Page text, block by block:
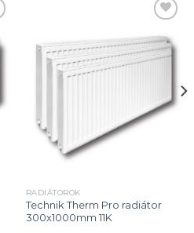
Add to
RADIÁTOROK
Technik Therm Pro radiátor
300x1000mm 11K